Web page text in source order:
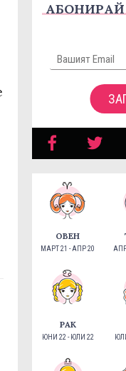
ОВЕН
МАРТ 21 - АПР 20
РАК
ЮНИ 22 - ЮЛИ 22